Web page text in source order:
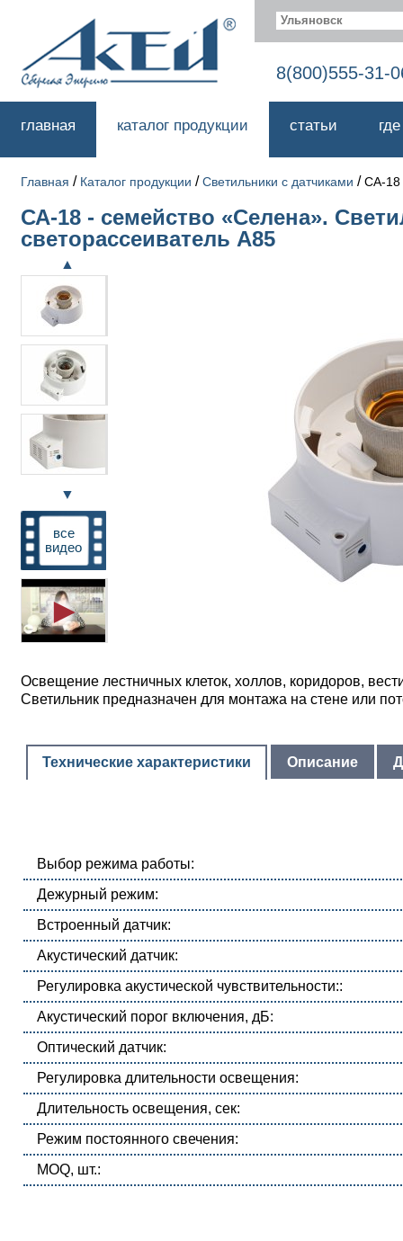
Ульяновск
8(800)555-31-
главная каталог продукции статьи
Главная / Каталог продукции /Светильники с датчиками /СА-18
СА-18 - семейство «Селена».
светорассеиватель А85
▲
▼
все
видео
Освещение лестничных клеток, холлов, коридоров,
Светильник предназначен для монтажа на стене или
Технические характеристики Описание
Выбор режима работы:
Дежурный режим:
Встроенный датчик:
Акустический датчик:
Регулировка акустической чувствительности::
Акустический порог включения, дБ:
Оптический датчик:
Регулировка длительности освещения:
Длительность освещения, сек:
Режим постоянного свечения:
MOQ, шт.: